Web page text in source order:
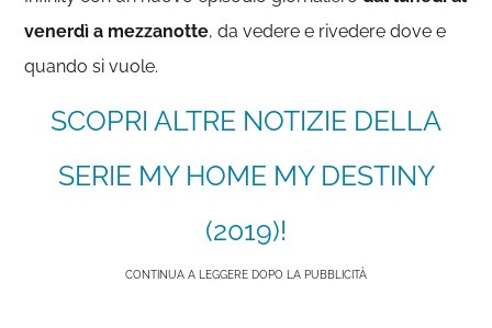
venerdì a mezzanotte, da vedere e rivedere dove e
quando si vuole.
SCOPRI ALTRE NOTIZIE DELLA
SERIE MY HOME MY DESTINY
(2019)!
CONTINUA A LEGGERE DOPO LA PUBBLICITÀ